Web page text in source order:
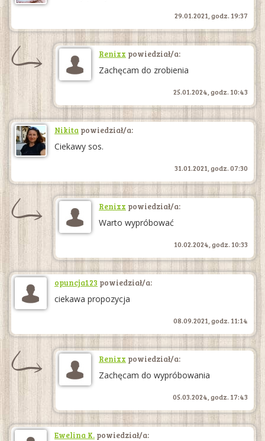
29.01.2021, godz. 19:37
Renixx powiedział/a:
Zachęcam do zrobienia
25.01.2024, godz. 10:43
Nikita powiedział/a:
Ciekawy sos.
31.01.2021, godz. 07:30
Renixx powiedział/a:
Warto wypróbować
10.02.2024, godz. 10:33
opuncja123 powiedział/a:
ciekawa propozycja
08.09.2021, godz. 11:14
Renixx powiedział/a:
Zachęcam do wypróbowania
05.03.2024, godz. 17:43
Ewelina K. powiedział/a: